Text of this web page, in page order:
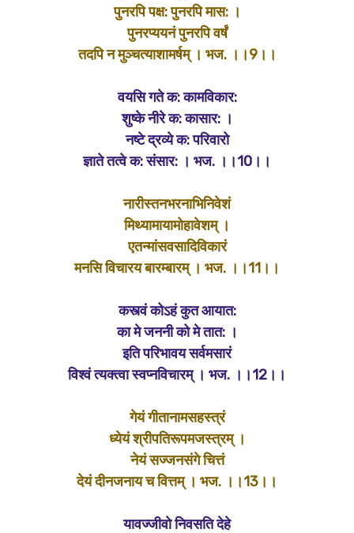
पुनरपि पक्ष: पुनरपि मास: ।
पुनरप्ययनं पुनरपि वर्षं
तदपि न मुञ्चत्याशामर्षम् । भज. ।।9।।
वयसि गते क: कामविकार:
शुष्के नीरे क: कासार: ।
नष्टे द्रव्ये क: परिवारो
ज्ञाते तत्वे क: संसार: । भज. ।।10।।
नारीस्तनभरनाभिनिवेशं
मिथ्यामायामोहावेशम् ।
एतन्मांसवसादिविकारं
मनसि विचारय बारम्बारम् । भज. ।।11।।
कस्त्वं कोऽहं कुत आयात:
का मे जननी को मे तात: ।
इति परिभावय सर्वमसारं
विश्वं त्यक्त्वा स्वप्नविचारम् । भज. ।।12।।
गेयं गीतानामसहस्त्रं
ध्येयं श्रीपतिरूपमजस्त्रम् ।
नेयं सज्जनसंगे चित्तं
देयं दीनजनाय च वित्तम् । भज. ।।13।।
यावज्जीवो निवसति देहे